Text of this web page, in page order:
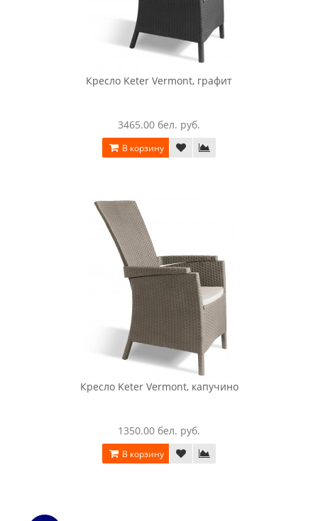
Кресло Keter Eva, графит
450.00 бел. руб.
В корзину
Кресло Keter Harmony Armchair, серый / белый
720.00 бел. руб.
В корзину